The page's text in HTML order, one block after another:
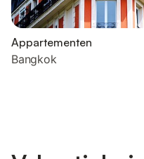
Appartementen
Bangkok